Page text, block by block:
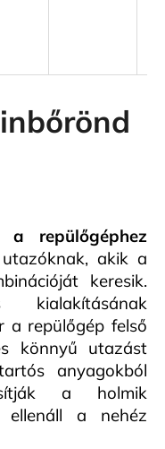
a repülőgéphez
akik a
keresik.
a repülőgép felső
könnyű utazást
anyagokból
a holmik
ellenáll a nehéz